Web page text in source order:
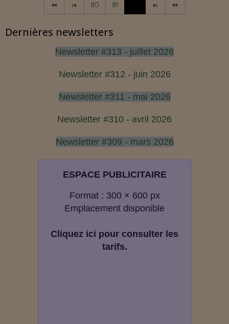
80 81
Dernières newsletters
Newsletter #313 - juillet 2026
Newsletter #312 - juin 2026
Newsletter #311 - mai 2026
Newsletter #310 - avril 2026
Newsletter #309 - mars 2026
ESPACE PUBLICITAIRE
Format : 300 × 600 px
Emplacement disponible
Cliquez ici pour consulter les
tarifs.